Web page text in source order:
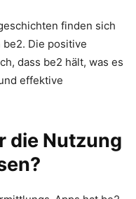
finden sich
Die positive
dass be2 hält, was es
effektive
die Nutzung